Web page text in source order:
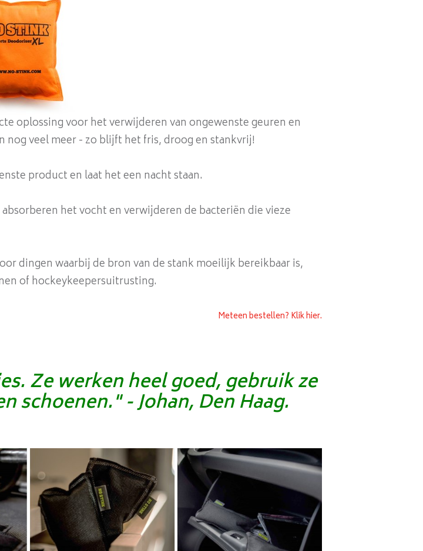
oplossing voor het verwijderen van ongewenste geuren en
nog veel meer - zo blijft het fris, droog en stankvrij!
product en laat het een nacht staan.
absorberen het vocht en verwijderen de bacteriën die vieze
dingen waarbij de bron van de stank moeilijk bereikbaar is,
of hockeykeepersuitrusting.
Meteen bestellen? Klik hier.
Ze werken heel goed, gebruik ze
schoenen." - Johan, Den Haag.